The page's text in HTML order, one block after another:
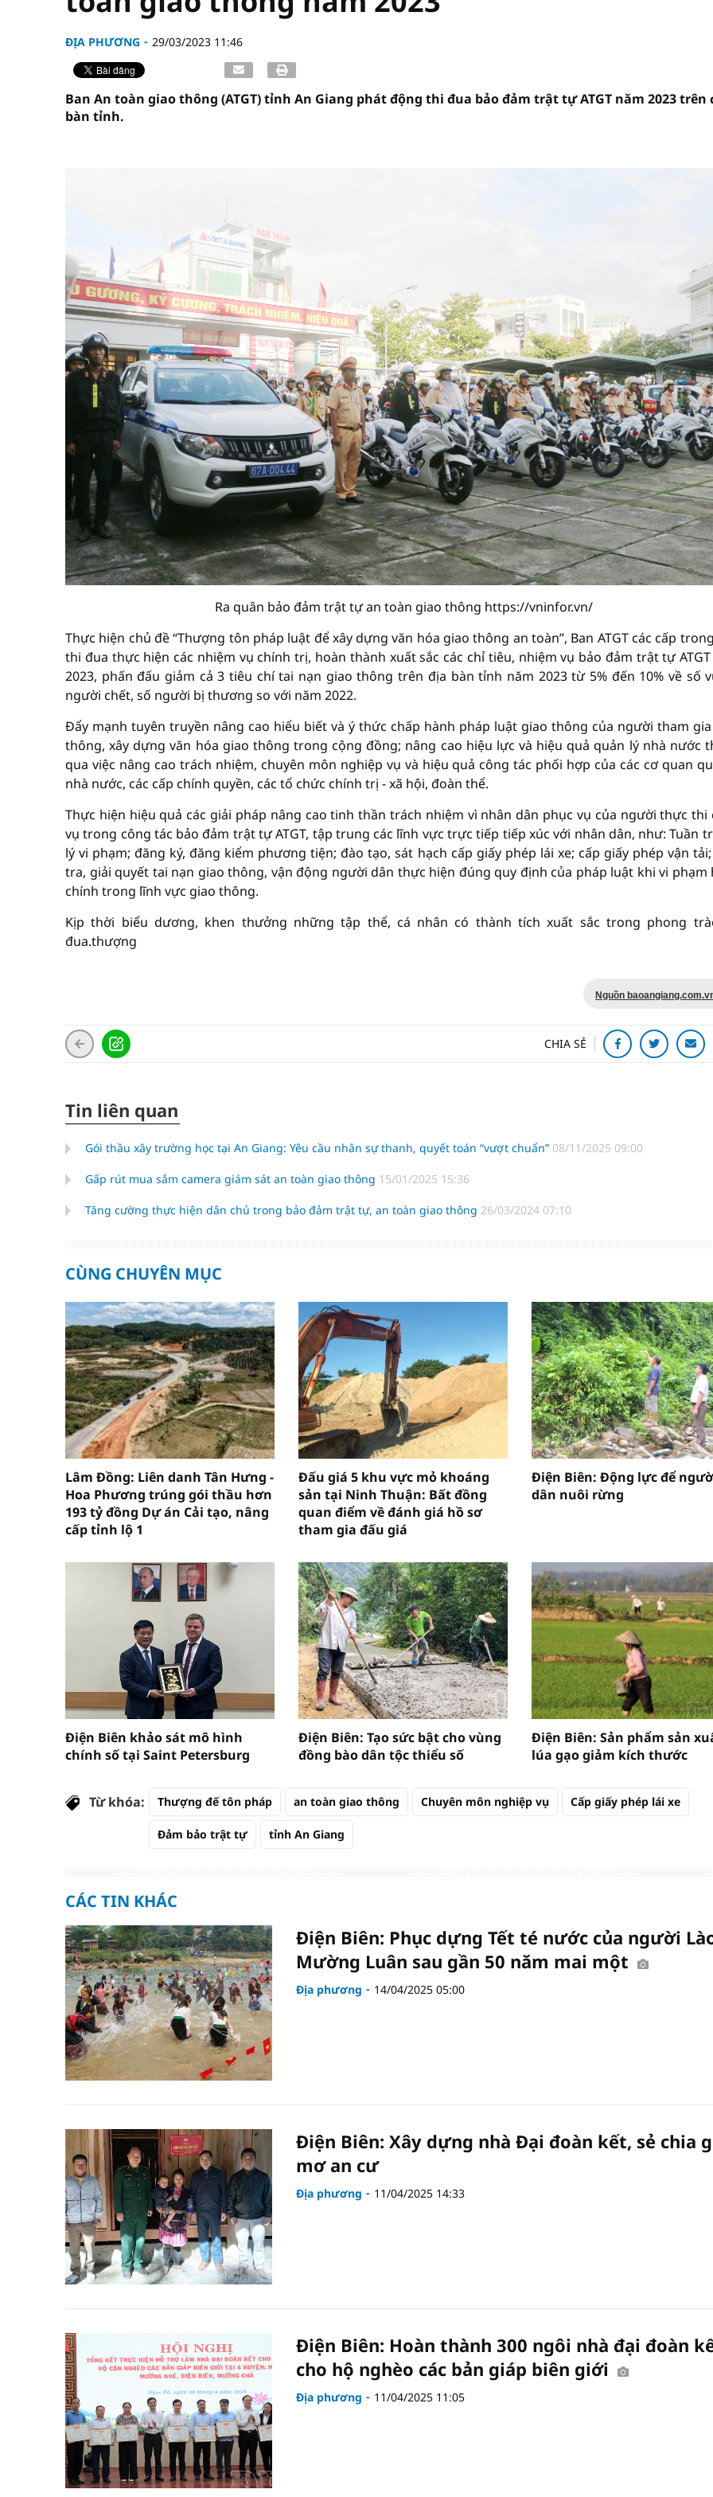
ĐỊA PHƯƠNG 29/03/2023 11:46
Ban An toàn giao thông (ATGT) tỉnh An Giang phát động thi đua bảo đảm trật tự ATGT năm 2023 trên
bàn tỉnh.
Ra quân bảo đảm trật tự an toàn giao thông https://vninfor.vn/
Thực hiện chủ đề “Thượng tôn pháp luật để xây dựng văn hóa giao thông an toàn”, Ban ATGT các cấp
thi đua thực hiện các nhiệm vụ chính trị, hoàn thành xuất sắc các chỉ tiêu, nhiệm vụ bảo đảm trật tự
2023, phấn đấu giảm cả 3 tiêu chí tai nạn giao thông trên địa bàn tỉnh năm 2023 từ 5% đến 10% về số
người chết, số người bị thương so với năm 2022.
Đẩy mạnh tuyên truyền nâng cao hiểu biết và ý thức chấp hành pháp luật giao thông của người tham
thông, xây dựng văn hóa giao thông trong cộng đồng; nâng cao hiệu lực và hiệu quả quản lý nhà nước
qua việc nâng cao trách nhiệm, chuyên môn nghiệp vụ và hiệu quả công tác phối hợp của các cơ quan
nhà nước, các cấp chính quyền, các tổ chức chính trị - xã hội, đoàn thể.
Thực hiện hiệu quả các giải pháp nâng cao tinh thần trách nhiệm vì nhân dân phục vụ của người thực thi
vụ trong công tác bảo đảm trật tự ATGT, tập trung các lĩnh vực trực tiếp tiếp xúc với nhân dân, như: Tuần
lý vi phạm; đăng ký, đăng kiểm phương tiện; đào tạo, sát hạch cấp giấy phép lái xe; cấp giấy phép vận
tra, giải quyết tai nạn giao thông, vận động người dân thực hiện đúng quy định của pháp luật khi vi phạm
chính trong lĩnh vực giao thông.
Kịp thời biểu dương, khen thưởng những tập thể, cá nhân có thành tích xuất sắc trong phong
đua.thượng
Nguồn
CHIA SẺ
Tin liên quan
Gói thầu xây trường học tại An Giang: Yêu cầu nhân sự thanh, quyết toán “vượt chuẩn” 08/11/2025 09:00
Gấp rút mua sắm camera giám sát an toàn giao thông 15/01/2025 15:36
Tăng cường thực hiện dân chủ trong bảo đảm trật tự, an toàn giao thông 26/03/2024 07:10
CÙNG CHUYÊN MỤC
Lâm Đồng: Liên danh Tân Hưng -
Hoa Phương trúng gói thầu hơn
193 tỷ đồng Dự án Cải tạo, nâng
cấp tỉnh lộ 1
Đấu giá 5 khu vực mỏ khoáng
sản tại Ninh Thuận: Bất đồng
quan điểm về đánh giá hồ sơ
tham gia đấu giá
Điện Biên: Động lực để
dân nuôi rừng
Điện Biên khảo sát mô hình
chính số tại Saint Petersburg
Điện Biên: Tạo sức bật cho vùng
đồng bào dân tộc thiểu số
Điện Biên: Sản phẩm sản
lúa gạo giảm kích thước
Từ khóa: Thượng đế tôn pháp an toàn giao thông Chuyên môn nghiệp vụ Cấp giấy phép lái xe
Đảm bảo trật tự tỉnh An Giang
CÁC TIN KHÁC
Điện Biên: Phục dựng Tết té nước của người
Mường Luân sau gần 50 năm mai một
Địa phương 14/04/2025 05:00
Điện Biên: Xây dựng nhà Đại đoàn kết, sẻ chia
mơ an cư
Địa phương 11/04/2025 14:33
Điện Biên: Hoàn thành 300 ngôi nhà đại đoàn
cho hộ nghèo các bản giáp biên giới
Địa phương 11/04/2025 11:05